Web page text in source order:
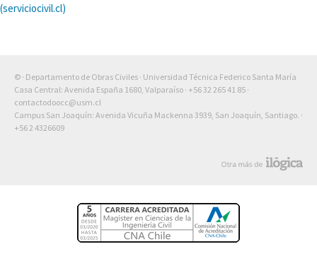
(serviciocivil.cl)
© · Departamento de Obras Civiles · Universidad Técnica Federico Santa María
Casa Central: Avenida España 1680, Valparaíso · +56 32 265 41 85 ·
contactodoocc@usm.cl
Campus San Joaquín: Avenida Vicuña Mackenna 3939, San Joaquín, Santiago. ·
+56 2 4326609